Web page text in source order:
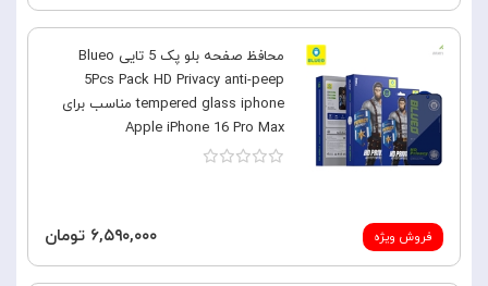
فروش ویژه
محافظ صفحه بلو پک 5 تایی Blueo
5Pcs Pack HD Privacy anti-peep
tempered glass iphone مناسب برای
Apple iPhone 16 Pro Max
۶,۵۹۰,۰۰۰ تومان